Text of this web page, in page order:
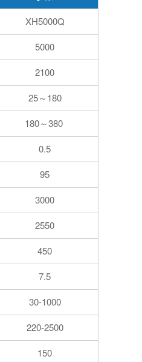
XH5000Q
5000
2100
25～ 180
180～380
0.5
95
3000
2550
450
7.5
30-1000
220-2500
150